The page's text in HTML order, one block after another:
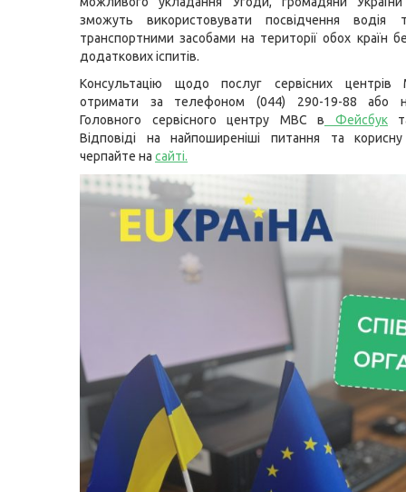
зможуть використовувати посвідчення водія
транспортними засобами на території обох країн
додаткових іспитів.
Консультацію щодо послуг сервісних
отримати за телефоном (044) 290-19-88 або
Головного сервісного центру МВС в
Фейсбук
Відповіді на найпоширеніші питання та
черпайте на сайті.